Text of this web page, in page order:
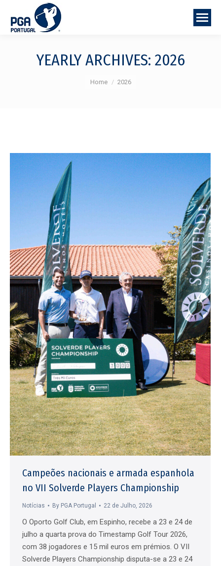
YEARLY ARCHIVES: 2026
Home 2026
Campeões nacionais e armada espanhola
no VII Solverde Players Championship
Notícias By PGA Portugal 22 de Julho, 2026
O Oporto Golf Club, em Espinho, recebe a 23 e 24 de
julho a quarta prova do Timestamp Golf Tour 2026,
com 38 jogadores e 15 mil euros em prémios. O VII
Solverde Players Championship disputa-se a 23 e 24